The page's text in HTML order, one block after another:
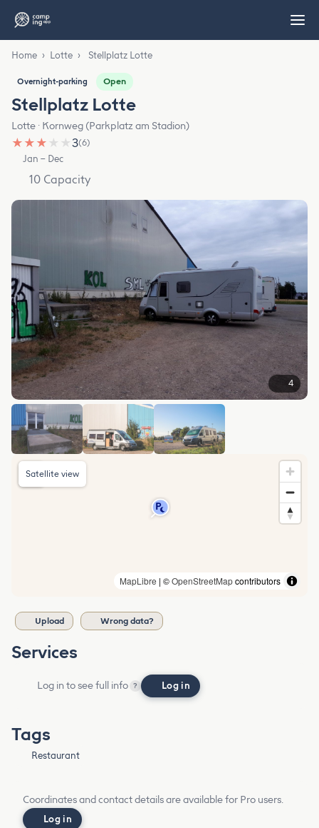
Home › Lotte › Stellplatz Lotte
Overnight-parking Open
Stellplatz Lotte
Lotte · Kornweg (Parkplatz am Stadion)
★ ★ ★ ★ ★3(6)
Jan – Dec
10 Capacity
4
MapLibre | ©OpenStreetMapcontributors
Satellite view
Upload Wrong data?
Services
Log in to see full info ? Log in
Tags
Restaurant
Coordinates and contact details are available for Pro users.
Log in